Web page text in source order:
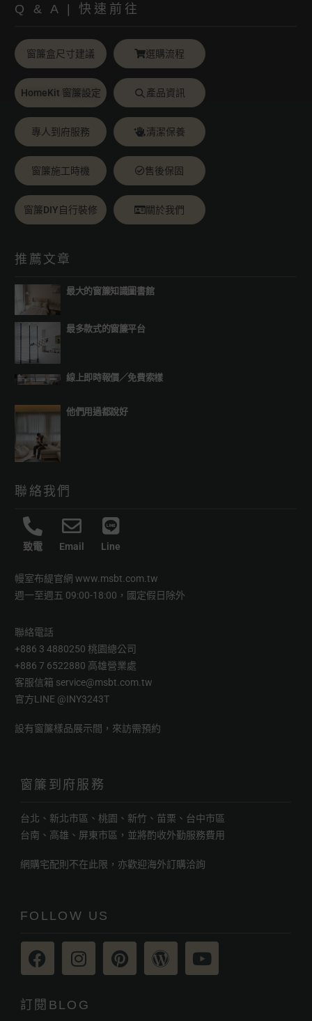
Q & A | 快速前往
窗簾盒尺寸建議 選購流程
HomeKit 窗簾設定 產品資訊
專人到府服務 清潔保養
窗簾施工時機 售後保固
窗簾DIY自行裝修 關於我們
推薦文章
最大的窗簾知識圖書館
最多款式的窗簾平台
線上即時報價／免費索樣
他們用過都說好
聯絡我們
致電 Email Line
幔室布緹官網www.msbt.com.tw
週一至週五 09:00-18:00，國定假日除外
聯絡電話
+886 3 4880250 桃園總公司
+886 7 6522880 高雄營業處
客服信箱 service@msbt.com.tw
官方LINE @INY3243T
設有窗簾樣品展示間，來訪需預約
窗簾到府服務
台北、新北市區、桃園、新竹、苗栗、台中市區
台南、高雄、屏東市區，並將酌收外勤服務費用
網購宅配則不在此限，亦歡迎海外訂購洽詢
FOLLOW US
訂閱BLOG